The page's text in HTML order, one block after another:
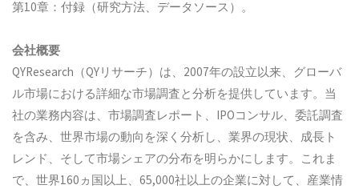
第10章：付録（研究方法、データソース）。
会社概要
QYResearch（QYリサーチ）は、2007年の設立以来、グローバ
ル市場における詳細な市場調査と分析を提供しています。当
社の業務内容は、市場調査レポート、IPOコンサル、委託調査
を含み、世界市場の動向を深く分析し、業界の現状、成長ト
レンド、そして市場シェアの分布を明らかにします。これま
で、世界160ヵ国以上、65,000社以上の企業に対して、産業情